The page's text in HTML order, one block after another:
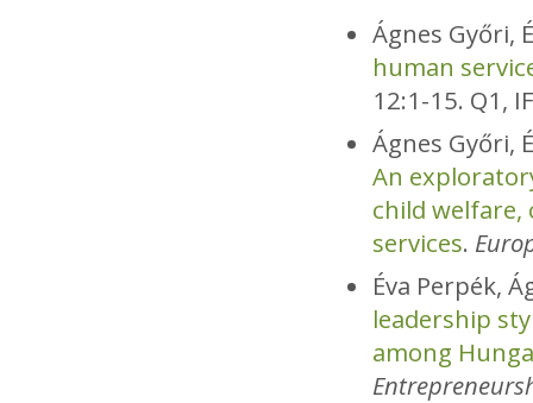
Ágnes Győri,
human
12:1-15. Q1,
Ágnes Győri,
An
child welfare,
services.
Éva Perpék,
leadership
among